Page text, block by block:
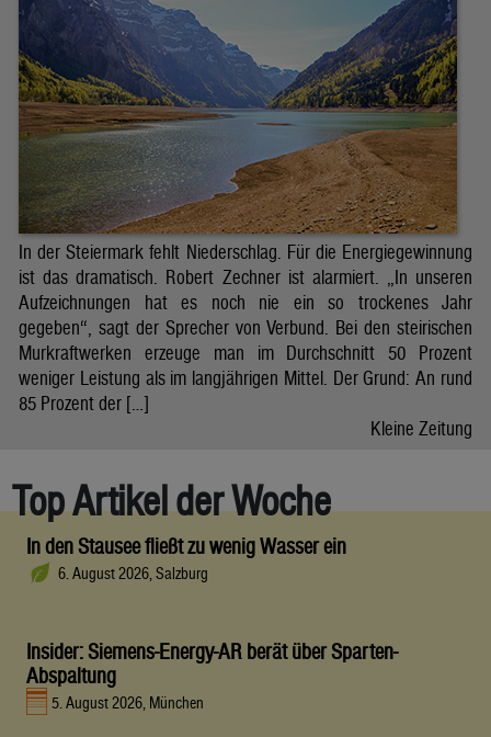
In der Steiermark fehlt Niederschlag. Für die Energiegewinnung
ist das dramatisch. Robert Zechner ist alarmiert. „In unseren
Aufzeichnungen hat es noch nie ein so trockenes Jahr
gegeben“, sagt der Sprecher von Verbund. Bei den steirischen
Murkraftwerken erzeuge man im Durchschnitt 50 Prozent
weniger Leistung als im langjährigen Mittel. Der Grund: An rund
85 Prozent der […]
Kleine Zeitung
Top Artikel der Woche
In den Stausee fließt zu wenig Wasser ein
6. August 2026, Salzburg
Insider: Siemens-Energy-AR berät über Sparten-
Abspaltung
5. August 2026, München